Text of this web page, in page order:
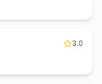
3.0